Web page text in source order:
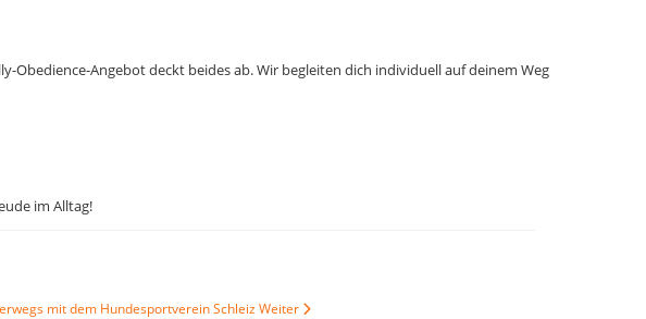
Angebot deckt beides ab. Wir begleiten dich individuell auf deinem Weg
im Alltag!
mit dem Hundesportverein SchleizWeiter